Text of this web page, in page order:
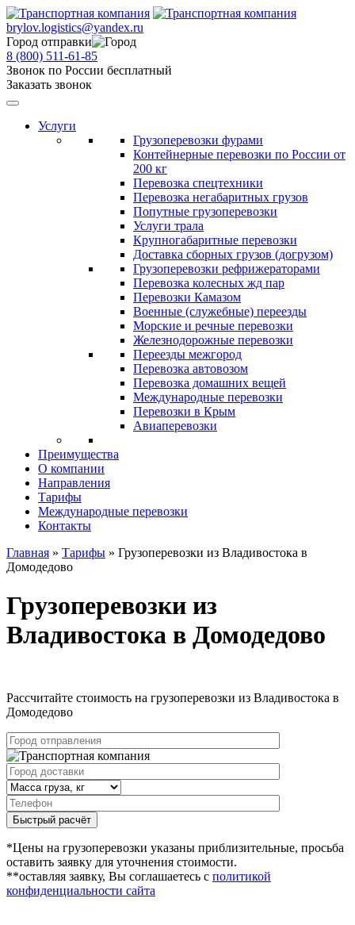
brylov.logistics@yandex.ru
Город отправки
8 (800) 511-61-85
Звонок по России бесплатный
Заказать звонок
Услуги
Грузоперевозки фурами
Контейнерные перевозки по России от
200 кг
Перевозка спецтехники
Перевозка негабаритных грузов
Попутные грузоперевозки
Услуги трала
Крупногабаритные перевозки
Доставка сборных грузов (догрузом)
Грузоперевозки рефрижераторами
Перевозка колесных жд пар
Перевозки Камазом
Военные (служебные) переезды
Морские и речные перевозки
Железнодорожные перевозки
Переезды межгород
Перевозка автовозом
Перевозка домашних вещей
Международные перевозки
Перевозки в Крым
Авиаперевозки
Преимущества
О компании
Направления
Тарифы
Международные перевозки
Контакты
Главная » Тарифы » Грузоперевозки из Владивостока в
Домодедово
Грузоперевозки из
Владивостока в Домодедово
Рассчитайте стоимость на грузоперевозки из Владивостока в
Домодедово
Быстрый расчёт
*Цены на грузоперевозки указаны приблизительные, просьба
оставить заявку для уточнения стоимости.
**оставляя заявку, Вы соглашаетесь с политикой
конфиденциальности сайта